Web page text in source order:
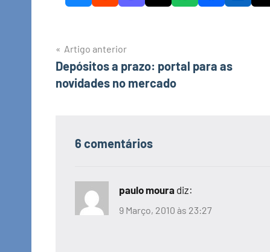
Navegação
de
Artigo anterior
Depósitos a prazo: portal para as
novidades no mercado
6 comentários
paulo moura diz:
9 Março, 2010 às 23:27